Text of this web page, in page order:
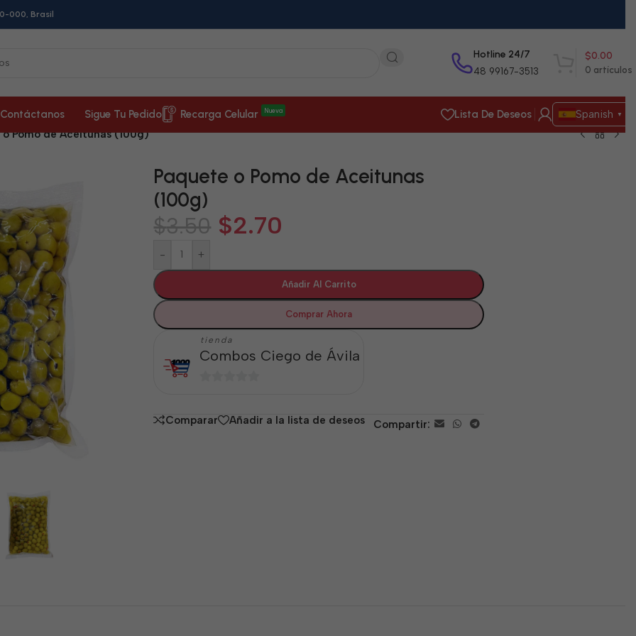
000, Brasil
Hotline 24/7
48 99167-3513 0 artículos
$0.00
Contáctanos Sigue Tu Pedido Recarga Celular Nueva Lista De Deseos Spanish ▼
Pomo de Aceitunas (100g)
Paquete o Pomo de Aceitunas
(100g)
$3.50 $2.70
- +
Añadir Al Carrito
Comprar Ahora
tienda
Combos Ciego de Ávila
5
Comparar Añadir a la lista de deseos Compartir: